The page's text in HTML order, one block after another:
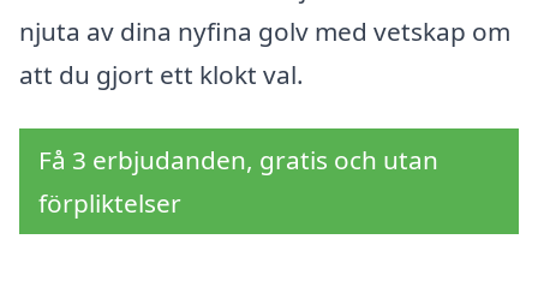
njuta av dina nyfina golv med vetskap om
att du gjort ett klokt val.
Få 3 erbjudanden, gratis och utan
förpliktelser